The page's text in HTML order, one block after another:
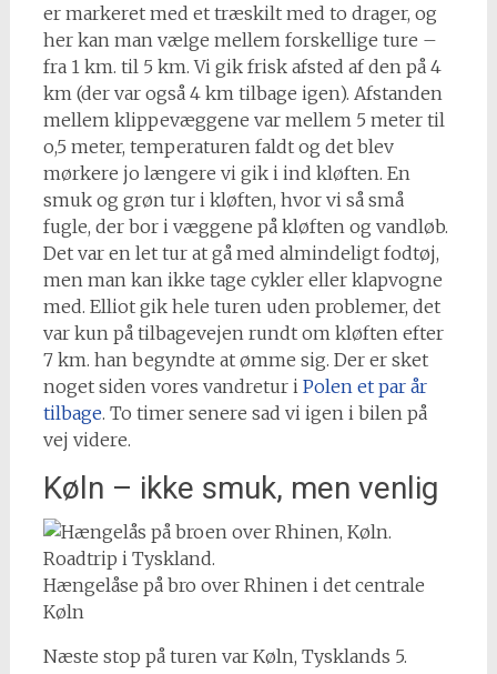
er markeret med et træskilt med to drager, og
her kan man vælge mellem forskellige ture –
fra 1 km. til 5 km. Vi gik frisk afsted af den på 4
km (der var også 4 km tilbage igen). Afstanden
mellem klippevæggene var mellem 5 meter til
o,5 meter, temperaturen faldt og det blev
mørkere jo længere vi gik i ind kløften. En
smuk og grøn tur i kløften, hvor vi så små
fugle, der bor i væggene på kløften og vandløb.
Det var en let tur at gå med almindeligt fodtøj,
men man kan ikke tage cykler eller klapvogne
med. Elliot gik hele turen uden problemer, det
var kun på tilbagevejen rundt om kløften efter
7 km. han begyndte at ømme sig. Der er sket
noget siden vores vandretur i Polen et par år
tilbage. To timer senere sad vi igen i bilen på
vej videre.
Køln – ikke smuk, men venlig
Hængelåse på bro over Rhinen i det centrale
Køln
Næste stop på turen var Køln, Tysklands 5.